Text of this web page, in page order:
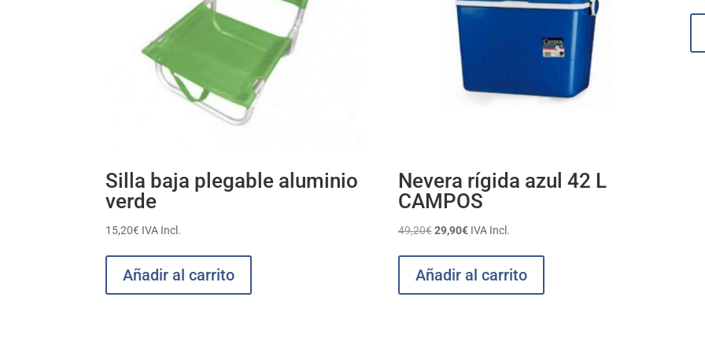
Silla baja plegable aluminio
verde
15,20€ IVA Incl.
Añadir al carrito
Nevera rígida azul 42 L
CAMPOS
49,20€El
original
era:
29,90€El
es:
IVA Incl.
Añadir al carrito